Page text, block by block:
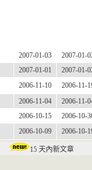
2007-01-03 2007-01-
2007-01-01 2007-01-
2006-11-10 2006-11-
2006-11-04 2006-11-
2006-10-15 2006-10-
2006-10-09 2006-10-
15 天內新文章